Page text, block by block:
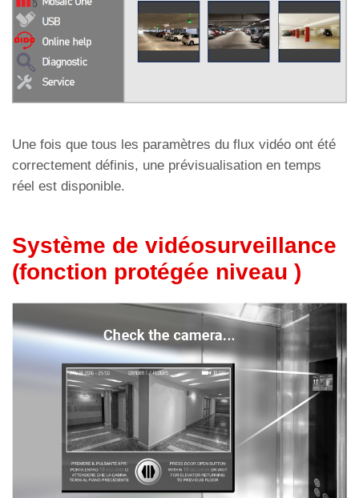
Une fois que tous les paramètres du flux vidéo ont été
correctement définis, une prévisualisation en temps
réel est disponible.
Système de vidéosurveillance
(fonction protégée niveau )